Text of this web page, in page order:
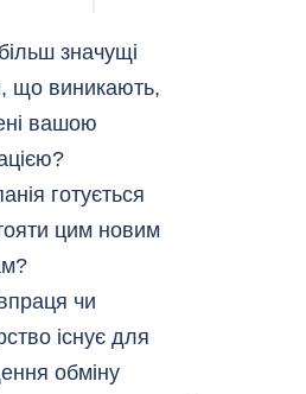
значущі
що виникають,
вашою
готується
цим новим
чи
існує для
обміну